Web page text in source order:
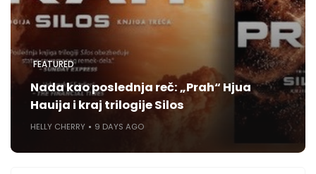
FEATURED
Nada kao poslednja reč: „Prah“ Hjua
Hauija i kraj trilogije Silos
HELLY CHERRY 9 DAYS AGO